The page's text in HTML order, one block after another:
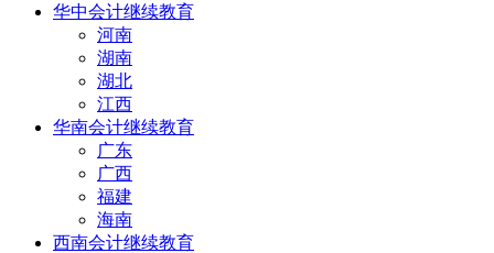
华中会计继续教育
河南
湖南
湖北
江西
华南会计继续教育
广东
广西
福建
海南
西南会计继续教育